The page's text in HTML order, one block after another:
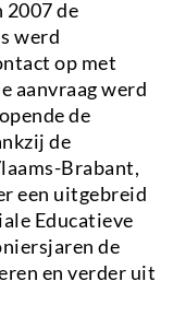
2007 de
werd
op met
aanvraag werd
de
de
Brabant,
een uitgebreid
Educatieve
de
en verder uit